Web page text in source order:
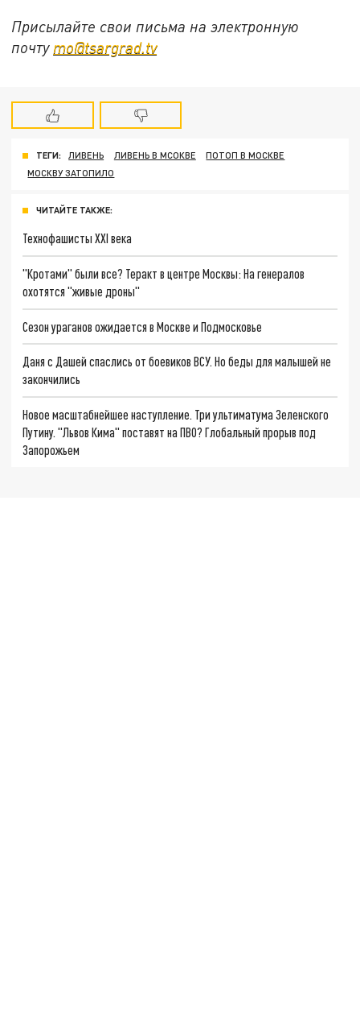
Присылайте свои письма на электронную
почту mo@tsargrad.tv
ТЕГИ: ЛИВЕНЬ ЛИВЕНЬ В МСОКВЕ
ПОТОП В МОСКВЕ
МОСКВУ ЗАТОПИЛО
ЧИТАЙТЕ ТАКЖЕ:
Технофашисты XXI века
"Кротами" были все? Теракт в центре Москвы: На генералов
охотятся "живые дроны"
Сезон ураганов ожидается в Москве и Подмосковье
Даня с Дашей спаслись от боевиков ВСУ. Но беды для малышей не
закончились
Новое масштабнейшее наступление. Три ультиматума Зеленского
Путину. "Львов Кима" поставят на ПВО? Глобальный прорыв под
Запорожьем